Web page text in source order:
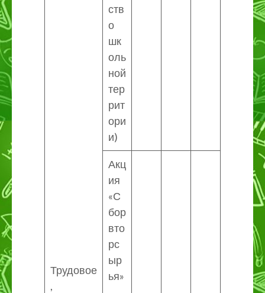
Трудовое
,
ств
о
шк
оль
ной
тер
рит
ори
и)
Акц
ия
«С
бор
вто
рс
ыр
ья»